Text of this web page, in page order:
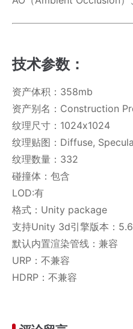
技术参数：
资产体积：358mb
资产别名：Construction
纹理尺寸：1024x1024
纹理贴图：Diffuse,
纹理数量：332
碰撞体：包含
LOD:有
格式：Unity package
支持Unity 3d引擎版本：
默认内置渲染管线：兼容
URP：不兼容
HDRP：不兼容